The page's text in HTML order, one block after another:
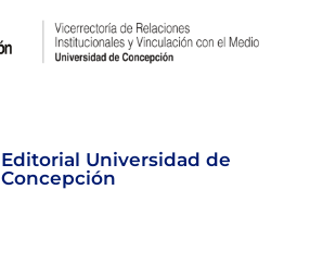
Editorial Universidad de
Concepción